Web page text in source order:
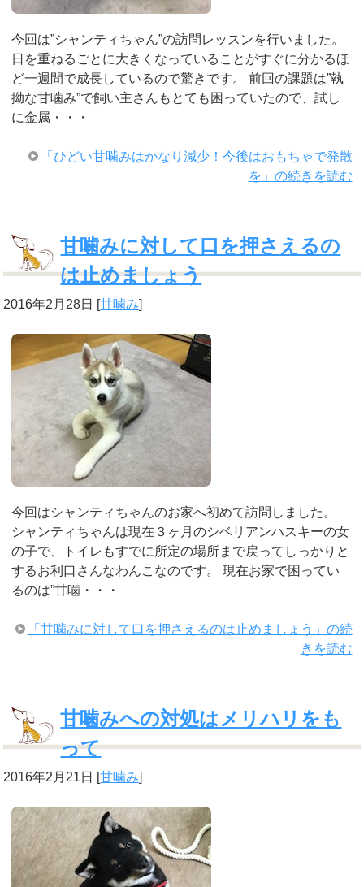
今回は”シャンティちゃん”の訪問レッスンを行いました。
日を重ねるごとに大きくなっていることがすぐに分かるほ
ど一週間で成長しているので驚きです。 前回の課題は”執
拗な甘噛み”で飼い主さんもとても困っていたので、試し
に金属・・・
「ひどい甘噛みはかなり減少！今後はおもちゃで発散
を」の続きを読む
甘噛みに対して口を押さえるの
は止めましょう
2016年2月28日 [甘噛み]
今回はシャンティちゃんのお家へ初めて訪問しました。
シャンティちゃんは現在３ヶ月のシベリアンハスキーの女
の子で、トイレもすでに所定の場所まで戻ってしっかりと
するお利口さんなわんこなのです。 現在お家で困ってい
るのは”甘噛・・・
「甘噛みに対して口を押さえるのは止めましょう」の続
きを読む
甘噛みへの対処はメリハリをも
って
2016年2月21日 [甘噛み]